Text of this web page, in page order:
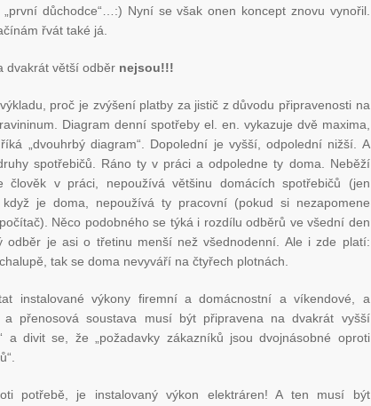
důchodce“…:) Nyní se však onen koncept znovu vynořil.
řvát také já.
dvakrát větší odběr nejsou!!!
proč je zvýšení platby za jistič z důvodu připravenosti na
Diagram denní spotřeby el. en. vykazuje dvě maxima,
„dvouhrbý diagram“. Dopolední je vyšší, odpolední nižší. A
spotřebičů. Ráno ty v práci a odpoledne ty doma. Neběží
člověk v práci, nepoužívá většinu domácích spotřebičů (jen
je doma, nepoužívá ty pracovní (pokud si nezapomene
Něco podobného se týká i rozdílu odběrů ve všední den
odběr je asi o třetinu menší než všednodenní. Ale i zde platí:
tak se doma nevyváří na čtyřech plotnách.
instalované výkony firemní a domácnostní a víkendové, a
a přenosová soustava musí být připravena na dvakrát vyšší
a divit se, že „požadavky zákazníků jsou dvojnásobné oproti
potřebě, je instalovaný výkon elektráren! A ten musí být